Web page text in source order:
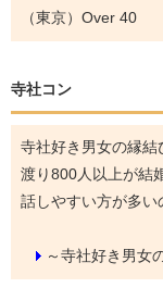
（東京）Over 40
寺社コン
寺社好き男女の縁結
渡り800人以上が結
話しやすい方が多い
～寺社好き男